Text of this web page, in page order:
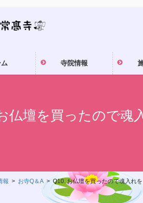
寺院情報
仏壇を買ったので魂
報 お寺Q＆A Q10. お仏壇を買ったので魂入れ